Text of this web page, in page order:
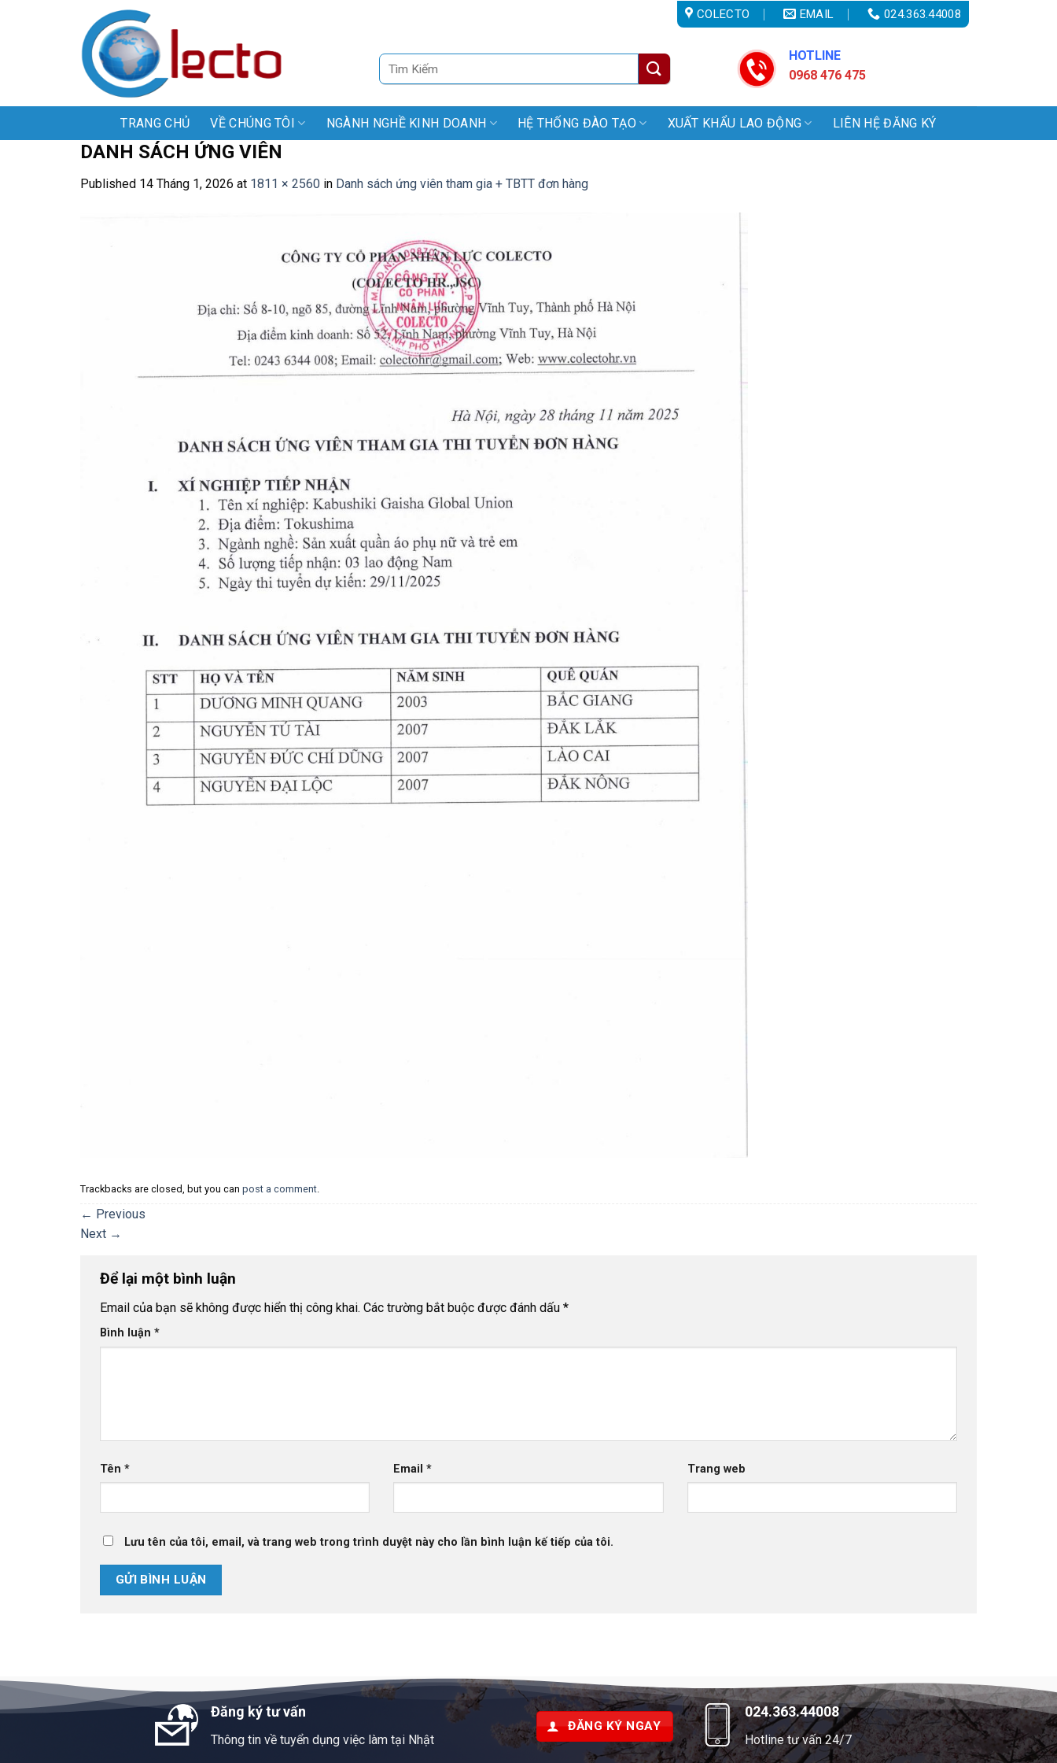
COLECTO EMAIL 024.363.44008
Tìm
kiếm:
HOTLINE
0968 476 475
TRANG CHỦ VỀ CHÚNG TÔI NGÀNH NGHỀ KINH DOANH HỆ THỐNG ĐÀO TẠO XUẤT KHẨU LAO ĐỘNG LIÊN HỆ ĐĂNG KÝ
DANH SÁCH ỨNG VIÊN
Published 14 Tháng 1, 2026 at 1811 × 2560 in Danh sách ứng viên tham gia + TBTT đơn hàng
Trackbacks are closed, but you can post a comment.
← Previous
Next →
Để lại một bình luận
Email của bạn sẽ không được hiển thị công khai. Các trường bắt buộc được đánh dấu *
Bình luận *
Tên * Email* Trang web
Lưu tên của tôi, email, và trang web trong trình duyệt này cho lần bình luận kế tiếp của tôi.
Đăng ký tư vấn
Thông tin về tuyển dụng việc làm tại Nhật
ĐĂNG KÝ NGAY
024.363.44008
Hotline tư vấn 24/7